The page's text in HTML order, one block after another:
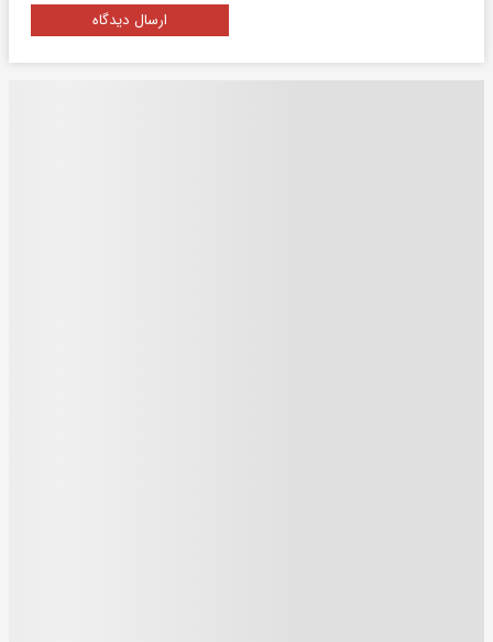
ارسال دیدگاه